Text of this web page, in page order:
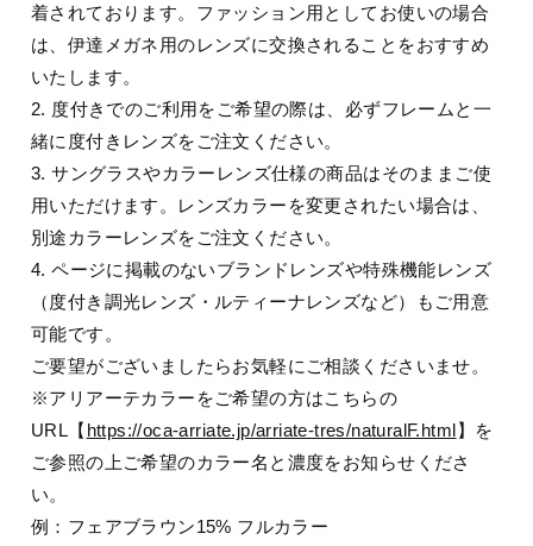
着されております。ファッション用としてお使いの場合
は、伊達メガネ用のレンズに交換されることをおすすめ
いたします。
2. 度付きでのご利用をご希望の際は、必ずフレームと一
緒に度付きレンズをご注文ください。
3. サングラスやカラーレンズ仕様の商品はそのままご使
用いただけます。レンズカラーを変更されたい場合は、
別途カラーレンズをご注文ください。
4. ページに掲載のないブランドレンズや特殊機能レンズ
（度付き調光レンズ・ルティーナレンズなど）もご用意
可能です。
ご要望がございましたらお気軽にご相談くださいませ。
※アリアーテカラーをご希望の方はこちらの
URL【 https://oca-arriate.jp/arriate-tres/naturalF.html】を
ご参照の上ご希望のカラー名と濃度をお知らせくださ
い。
例：フェアブラウン15% フルカラー